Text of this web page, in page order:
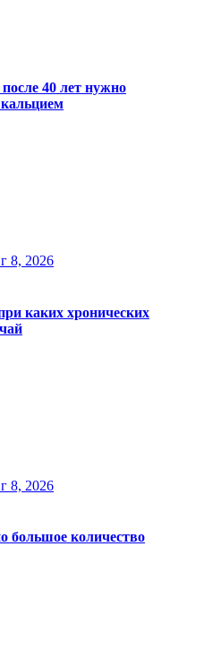
40 лет нужно
кальцием
8, 2026
каких хронических
8, 2026
большое количество